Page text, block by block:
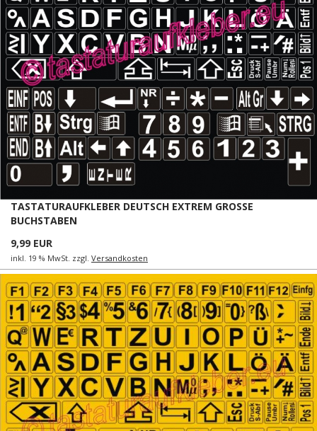
TASTATURAUFKLEBER DEUTSCH EXTREM GROSSE
BUCHSTABEN
9,99 EUR
inkl. 19 % MwSt. zzgl. Versandkosten